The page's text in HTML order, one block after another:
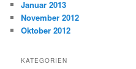
Januar 2013
November 2012
Oktober 2012
KATEGORIEN